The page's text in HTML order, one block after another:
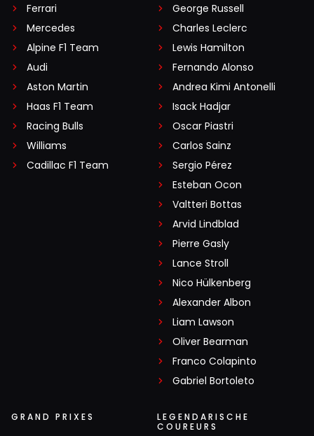
Ferrari
Mercedes
Alpine F1 Team
Audi
Aston Martin
Haas F1 Team
Racing Bulls
Williams
Cadillac F1 Team
George Russell
Charles Leclerc
Lewis Hamilton
Fernando Alonso
Andrea Kimi Antonelli
Isack Hadjar
Oscar Piastri
Carlos Sainz
Sergio Pérez
Esteban Ocon
Valtteri Bottas
Arvid Lindblad
Pierre Gasly
Lance Stroll
Nico Hülkenberg
Alexander Albon
Liam Lawson
Oliver Bearman
Franco Colapinto
Gabriel Bortoleto
GRAND PRIXES
LEGENDARISCHE
COUREURS